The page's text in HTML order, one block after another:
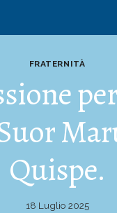
FRATERNITÀ
Quispe.
18 Luglio 2025